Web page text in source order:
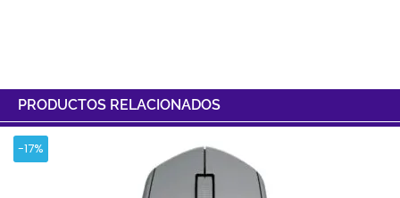
PRODUCTOS RELACIONADOS
-17%